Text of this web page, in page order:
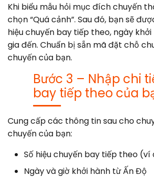
Khi biểu mẫu hỏi mục đích chuyến
chọn “Quá cảnh”. Sau đó, bạn sẽ
hiệu chuyến bay tiếp theo, ngày
gia đến. Chuẩn bị sẵn mã đặt chỗ
chuyến của bạn.
Bước 3 – Nhập chi
bay tiếp theo của
Cung cấp các thông tin sau cho
chuyến của bạn:
Số hiệu chuyến bay tiếp theo (ví
Ngày và giờ khởi hành từ Ấn Độ